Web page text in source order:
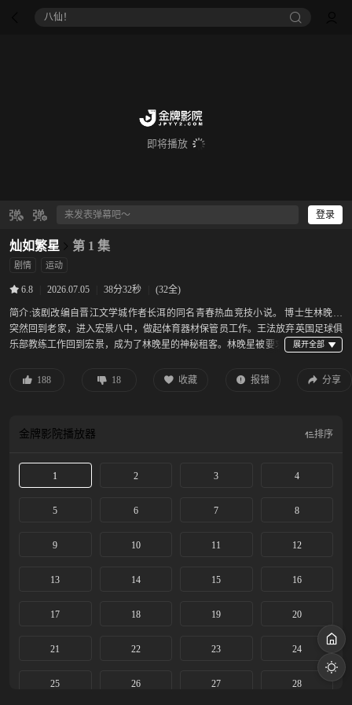
八仙！
即将播放
登录
灿如繁星 第 1 集
剧情 运动
6.8 2026.07.05 38分32秒 (32全)
简介:该剧改编自晋江文学城作者长洱的同名青春热血竞技小说。 博士生林晚星
突然回到老家，进入宏景八中，做起体育器材保管员工作。王法放弃英国足球俱
乐部教练工作回到宏景，成为了林晚星的神秘租客。林晚星被要求
磕绊绊赢下比赛。此后，林晚星劝说王法担任教练、凑齐队员、调和队内矛盾。
188 18 收藏 报错 分享
金牌影院播放器 排序
1 2 3 4
5 6 7 8
9 10 11 12
13 14 15 16
17 18 19 20
21 22 23 24
25 26 27 28